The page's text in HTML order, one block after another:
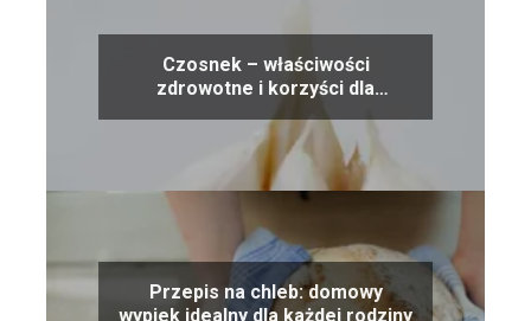
Czosnek – właściwości
zdrowotne i korzyści dla
Przepis na chleb: domowy
wypiek idealny dla każdej rodziny